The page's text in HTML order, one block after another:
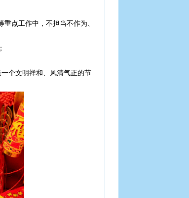
点工作中，不担当不作为、
个文明祥和、风清气正的节